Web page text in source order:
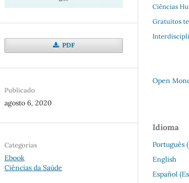
PDF
Publicado
agosto 6, 2020
Categorias
Ebook
Ciências da Saúde
Ciências
Gratuitos
Open
Idioma
Português
English
Español